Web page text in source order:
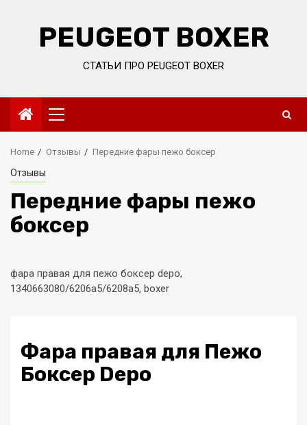
PEUGEOT BOXER
СТАТЬИ ПРО PEUGEOT BOXER
Primary
Menu
Home Отзывы Передние фары пежо боксер
Отзывы
Передние фары пежо
боксер
фара правая для пежо боксер depo,
1340663080/6206a5/6208a5, boxer
Фара правая для Пежо
Боксер Depo